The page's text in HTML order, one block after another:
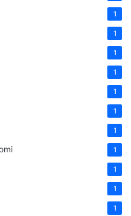
1
1
1
1
1
1
1
1
1
1
1